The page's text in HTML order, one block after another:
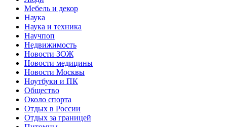
Мебель и декор
Наука
Наука и техника
Научпоп
Недвижимость
Новости ЗОЖ
Новости медицины
Новости Москвы
Ноутбуки и ПК
Общество
Около спорта
Отдых в России
Отдых за границей